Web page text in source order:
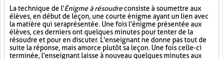
La technique de l'Énigme à résoudreconsiste à soumettre aux
élèves, en début de leçon, une courte énigme ayant un lien avec
la matière qui sera présentée. Une fois l'énigme présentée aux
élèves, ces derniers ont quelques minutes pour tenter de la
résoudre et pour en discuter. L'enseignant ne donne pas tout de
suite la réponse, mais amorce plutôt sa leçon. Une fois celle-ci
terminée, l'enseignant laisse à nouveau quelques minutes aux